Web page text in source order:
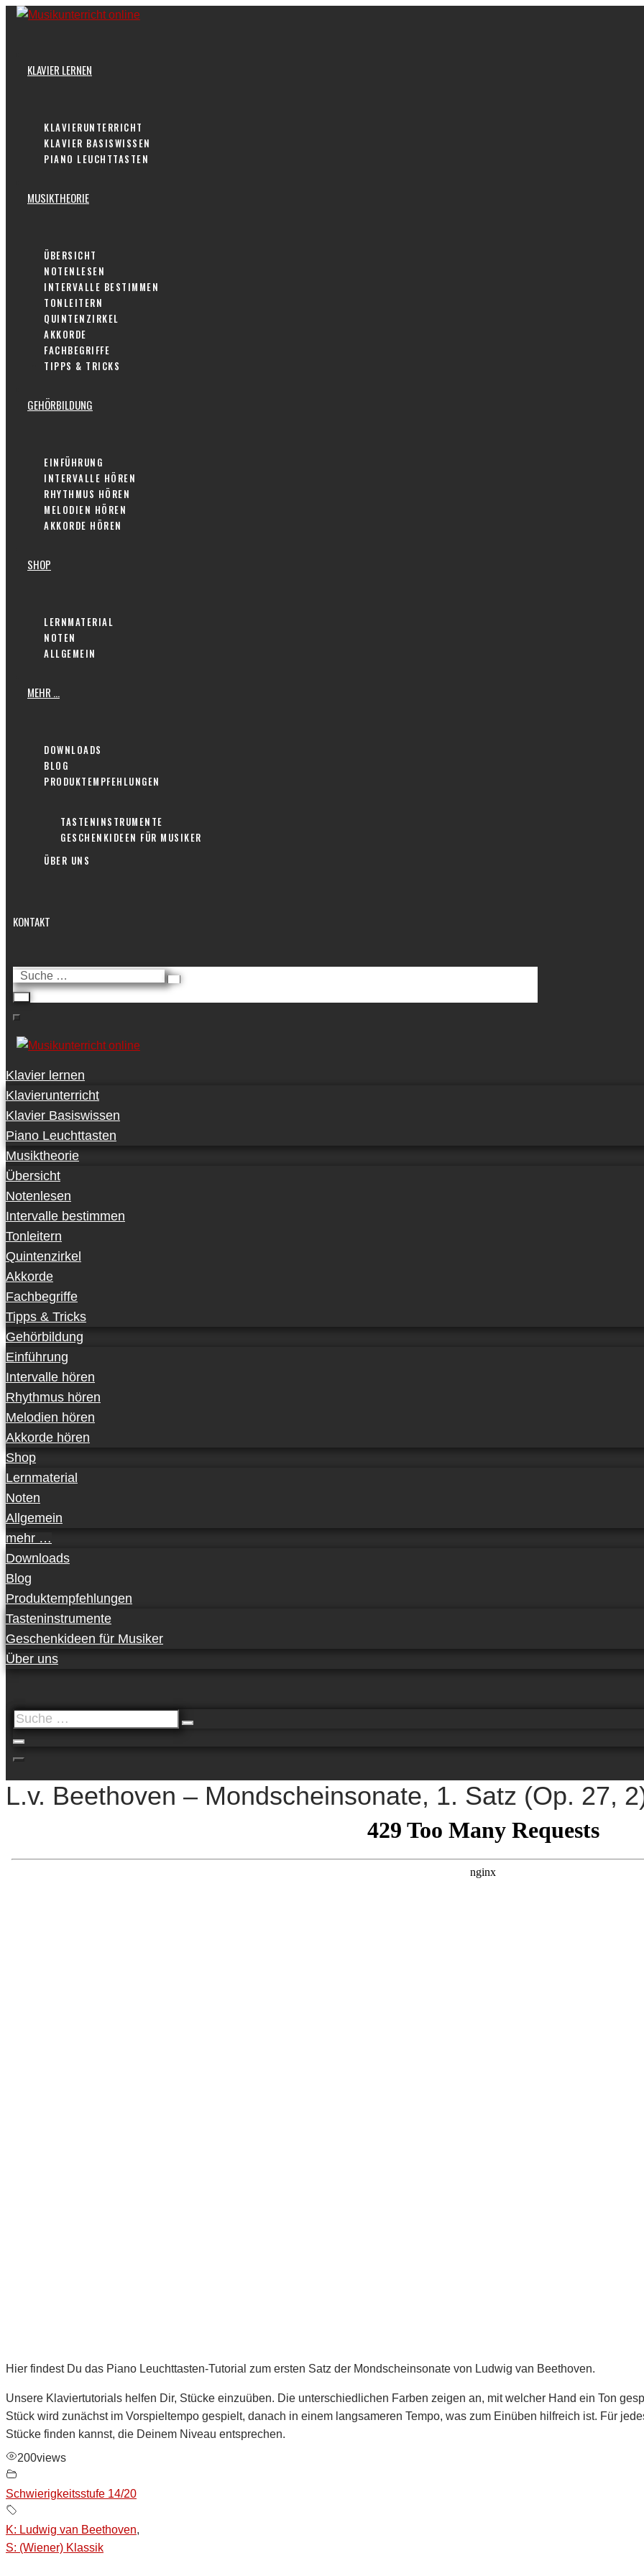
Skip
KLAVIER LERNEN
KLAVIERUNTERRICHT
KLAVIER BASISWISSEN
PIANO LEUCHTTASTEN
MUSIKTHEORIE
ÜBERSICHT
NOTENLESEN
INTERVALLE BESTIMMEN
TONLEITERN
QUINTENZIRKEL
AKKORDE
FACHBEGRIFFE
TIPPS & TRICKS
GEHÖRBILDUNG
EINFÜHRUNG
INTERVALLE HÖREN
RHYTHMUS HÖREN
MELODIEN HÖREN
AKKORDE HÖREN
SHOP
LERNMATERIAL
NOTEN
ALLGEMEIN
MEHR …
DOWNLOADS
BLOG
PRODUKTEMPFEHLUNGEN
TASTENINSTRUMENTE
GESCHENKIDEEN FÜR MUSIKER
ÜBER UNS
KONTAKT
Suche
…
Klavier lernen
Klavierunterricht
Klavier Basiswissen
Piano Leuchttasten
Musiktheorie
Übersicht
Notenlesen
Intervalle bestimmen
Tonleitern
Quintenzirkel
Akkorde
Fachbegriffe
Tipps & Tricks
Gehörbildung
Einführung
Intervalle hören
Rhythmus hören
Melodien hören
Akkorde hören
Shop
Lernmaterial
Noten
Allgemein
mehr …
Downloads
Blog
Produktempfehlungen
Tasteninstrumente
Geschenkideen für Musiker
Über uns
Suche
L.v. Beethoven – Mondscheinsonate, 1. Satz (Op. 27,
Hier findest Du das Piano Leuchttasten-Tutorial zum ersten Satz der Mondscheinsonate von Ludwig van Beethoven.
Unsere Klaviertutorials helfen Dir, Stücke einzuüben. Die unterschiedlichen Farben zeigen an, mit welcher Hand ein Ton
Stück wird zunächst im Vorspieltempo gespielt, danach in einem langsameren Tempo, was zum Einüben hilfreich ist. Für
Stücke finden kannst, die Deinem Niveau entsprechen.
200views
Schwierigkeitsstufe 14/20
K: Ludwig van Beethoven,
S: (Wiener) Klassik